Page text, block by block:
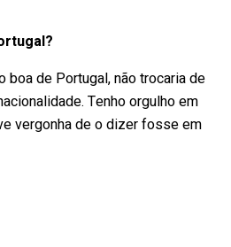
boa de Portugal, não trocaria de
Tenho orgulho em
vergonha de o dizer fosse em